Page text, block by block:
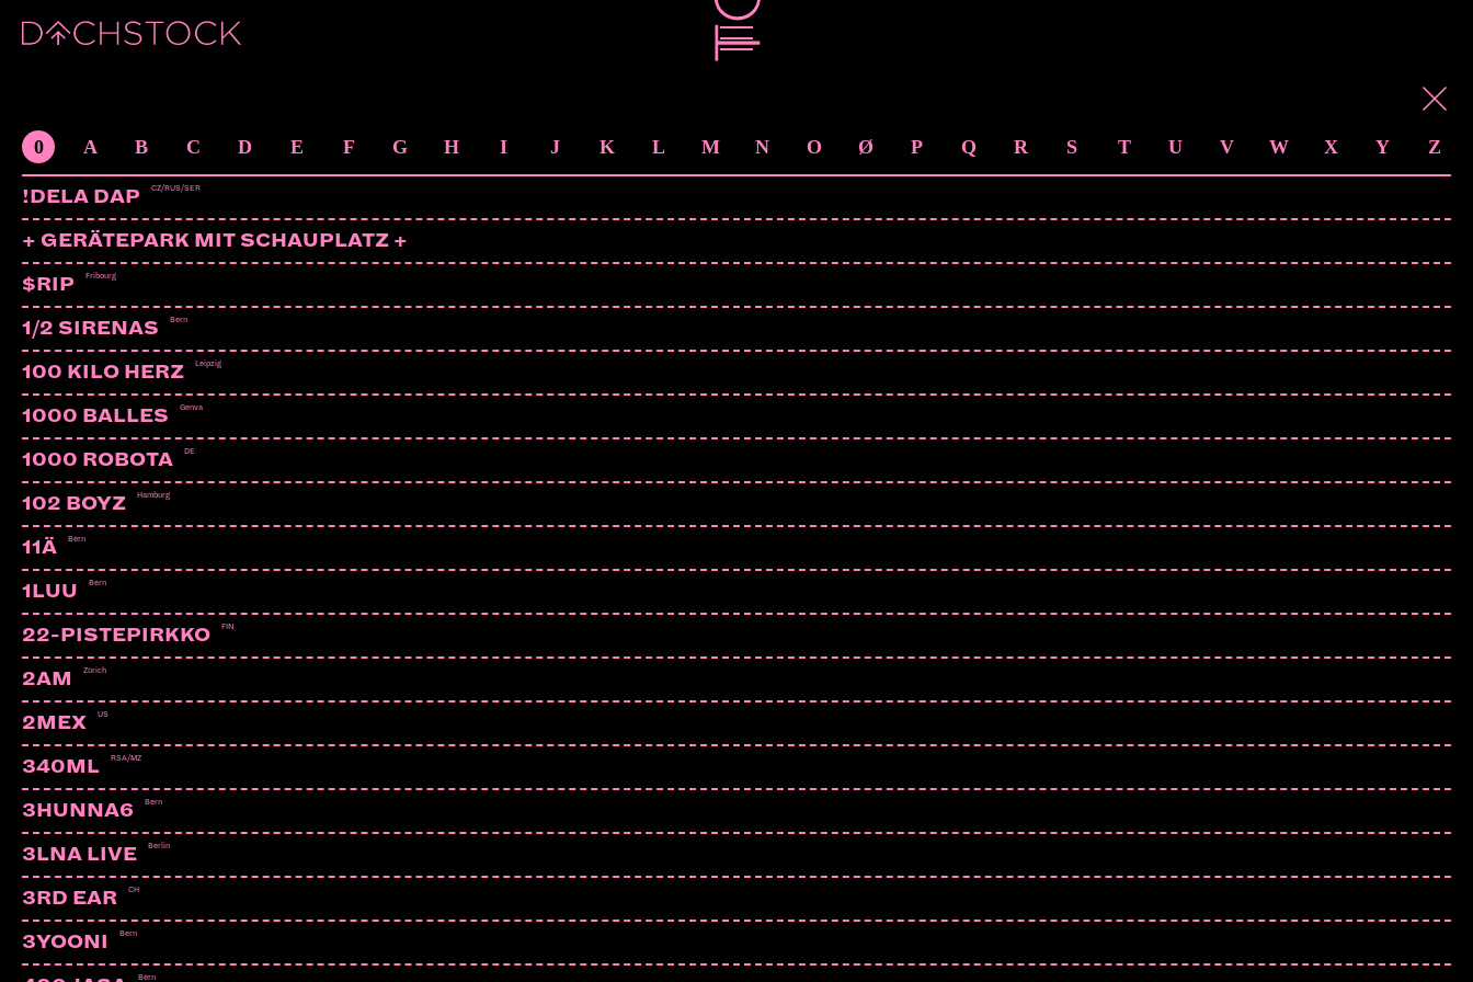
COLIN STETSON × STIAN WESTERHUS
0
A B C D E F G H I J K L M N O Ø P Q R S T U V W X Y Z
!DELA DAP CZ/RUS/SER
+ GERÄTEPARK MIT SCHAUPLATZ +
$RIP Fribourg
1/2 SIRENAS Bern
100 KILO HERZ Leipzig
1000 BALLES Genva
1000 ROBOTA DE
102 BOYZ Hamburg
11Ä Bern
1LUU Bern
22-PISTEPIRKKO FIN
2AM Zürich
2MEX US
340ML RSA/MZ
3HUNNA6 Bern
3LNA LIVE Berlin
3RD EAR CH
3YOONI Bern
Bern